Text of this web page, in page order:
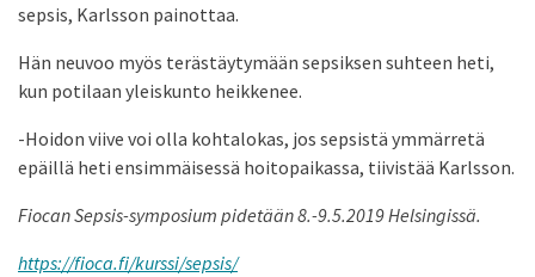
sepsis, Karlsson painottaa.
Hän neuvoo myös terästäytymään sepsiksen suhteen heti,
kun potilaan yleiskunto heikkenee.
-Hoidon viive voi olla kohtalokas, jos sepsistä ymmärretä
epäillä heti ensimmäisessä hoitopaikassa, tiivistää Karlsson.
Fiocan Sepsis-symposium pidetään 8.-9.5.2019 Helsingissä.
https://fioca.fi/kurssi/sepsis/